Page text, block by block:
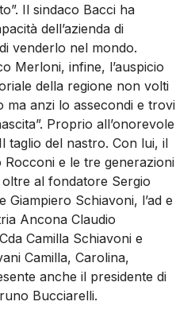
Il sindaco Bacci ha
dell’azienda di
venderlo nel mondo.
Merloni, infine, l’auspicio
della regione non volti
ma anzi lo assecondi e trovi
Proprio all’onorevole
taglio del nastro. Con lui, il
e le tre generazioni
al fondatore Sergio
Giampiero Schiavoni, l’ad e
Ancona Claudio
Camilla Schiavoni e
Camilla, Carolina,
anche il presidente di
Bucciarelli.